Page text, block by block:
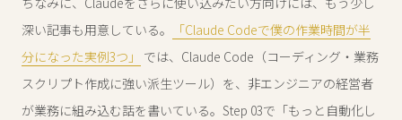
深い記事も用意している。
「Claude Codeで僕の作業時間が半
分になった実例3つ」
では、Claude Code（コーディング・業務
スクリプト作成に強い派生ツール）を、非エンジニアの経営者
が業務に組み込む話を書いている。Step 03で「もっと自動化し